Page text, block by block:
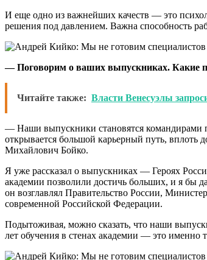
И еще одно из важнейших качеств — это
решения под давлением. Важна способность
— Поговорим о ваших выпускниках. Какие
Читайте также: Власти Венесуэлы
— Наши выпускники становятся командирами
открывается большой карьерный путь, вплоть
Михайлович Бойко.
Я уже рассказал о выпускниках — Героях
академии позволили достичь больших, и я бы
он возглавлял Правительство России,
современной Российской Федерации.
Подытоживая, можно сказать, что наши
лет обучения в стенах академии — это именно